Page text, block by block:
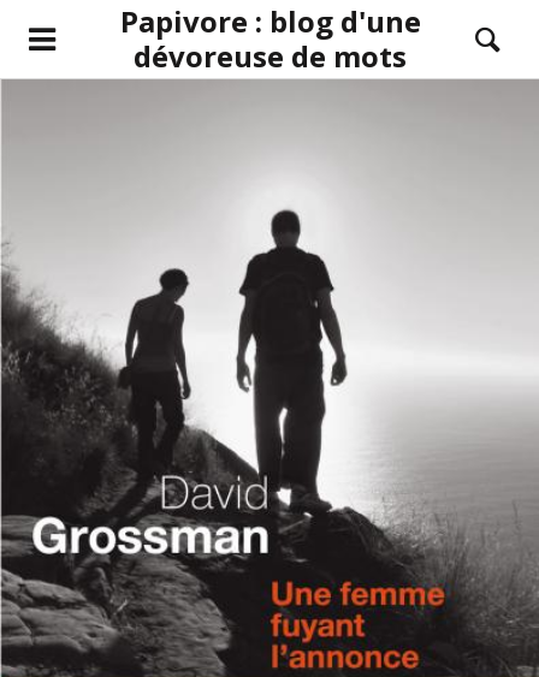
Papivore : blog d'une
dévoreuse de mots